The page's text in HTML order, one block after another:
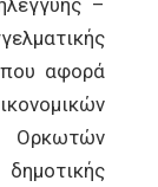
–
που αφορά